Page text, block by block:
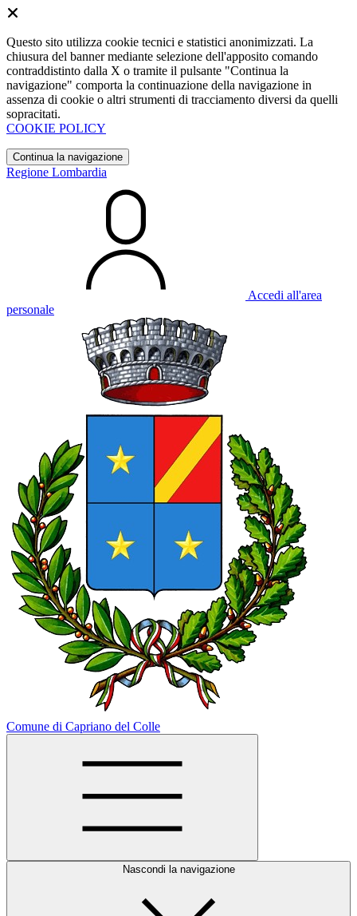
Questo sito utilizza cookie tecnici e statistici anonimizzati. La
chiusura del banner mediante selezione dell'apposito comando
contraddistinto dalla X o tramite il pulsante "Continua la
navigazione" comporta la continuazione della navigazione in
assenza di cookie o altri strumenti di tracciamento diversi da quelli
sopracitati.
COOKIE POLICY
Continua la navigazione
Regione Lombardia
Accedi all'area
personale
Comune di Capriano del Colle
Nascondi la navigazione